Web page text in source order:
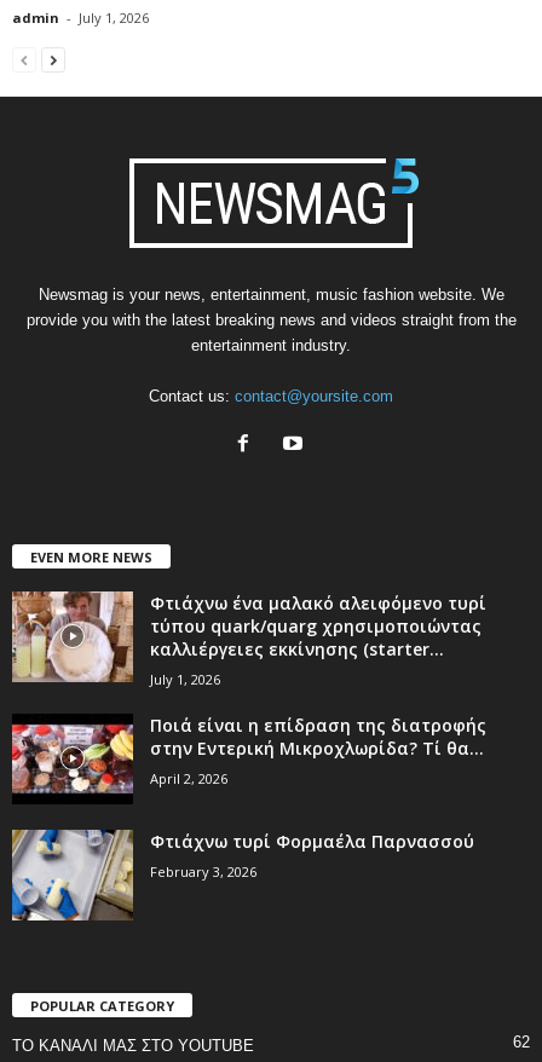
admin - July 1, 2026
Newsmag is your news, entertainment, music fashion website. We
provide you with the latest breaking news and videos straight from the
entertainment industry.
Contact us: contact@yoursite.com
EVEN MORE NEWS
Φτιάχνω ένα μαλακό αλειφόμενο τυρί
τύπου quark/quarg χρησιμοποιώντας
καλλιέργειες εκκίνησης (starter...
July 1, 2026
Ποιά είναι η επίδραση της διατροφής
στην Εντερική Μικροχλωρίδα? Τί θα...
April 2, 2026
Φτιάχνω τυρί Φορμαέλα Παρνασσού
February 3, 2026
POPULAR CATEGORY
ΤΟ ΚΑΝΑΛΙ ΜΑΣ ΣΤΟ YOUTUBE 62